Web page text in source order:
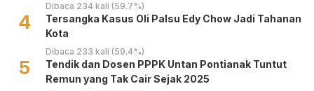
Dibaca 234 kali (59.7%)
4
Tersangka Kasus Oli Palsu Edy Chow Jadi Tahanan
Kota
Dibaca 233 kali (59.4%)
5
Tendik dan Dosen PPPK Untan Pontianak Tuntut
Remun yang Tak Cair Sejak 2025